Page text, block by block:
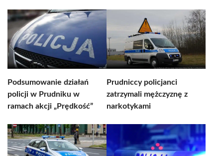
Podsumowanie działań
policji w Prudniku w
ramach akcji „Prędkość”
Prudniccy policjanci
zatrzymali mężczyznę z
narkotykami